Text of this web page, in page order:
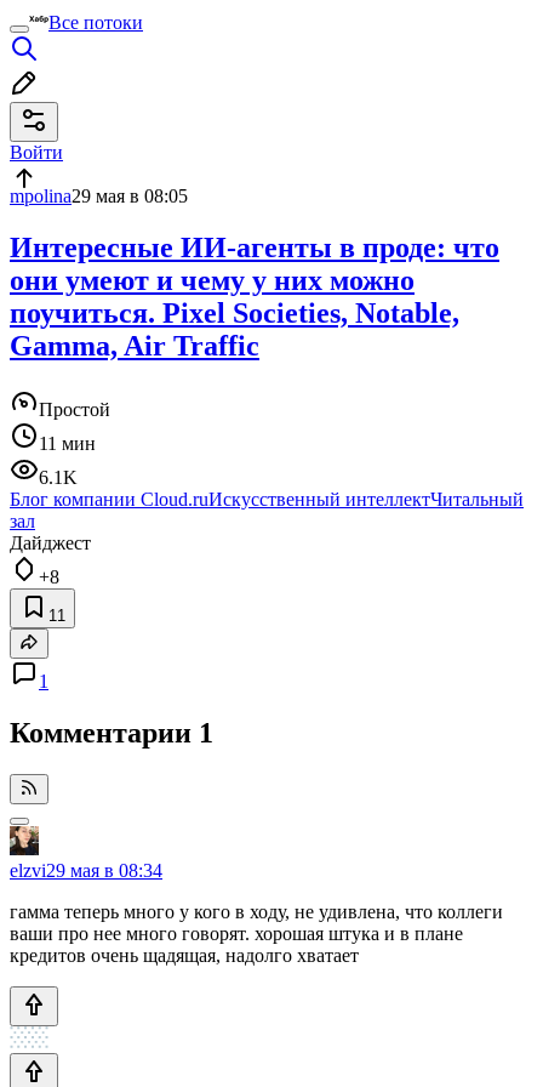
Все потоки
Войти
mpolina29 мая в 08:05
Интересные ИИ-агенты в проде: что
они умеют и чему у них можно
поучиться. Pixel Societies, Notable,
Gamma, Air Traffic
Простой
11 мин
6.1K
Блог компании Cloud.ruИскусственный интеллектЧитальный
зал
Дайджест
+8
11
1
Комментарии 1
elzvi29 мая в 08:34
гамма теперь много у кого в ходу, не удивлена, что коллеги
ваши про нее много говорят. хорошая штука и в плане
кредитов очень щадящая, надолго хватает